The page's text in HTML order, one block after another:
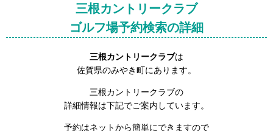
三根カントリークラブ
ゴルフ場予約検索の詳細
三根カントリークラブは
佐賀県のみやき町にあります。
三根カントリークラブの
詳細情報は下記でご案内しています。
予約はネットから簡単にできますので